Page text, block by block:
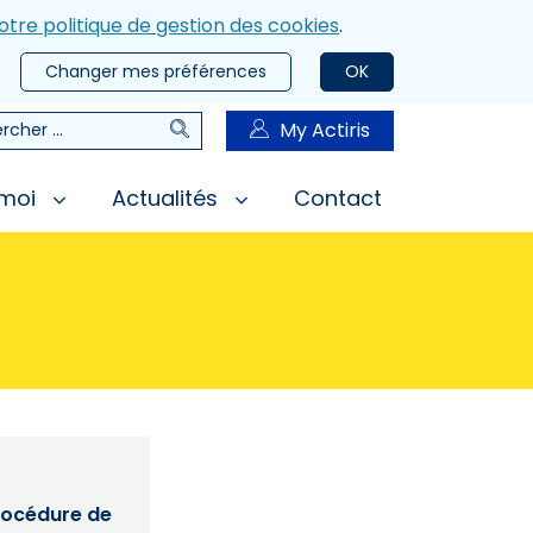
politique de gestion des cookies.
OK
Changer mes préférences
RechercherMy Actiris
Actualités Contact
de